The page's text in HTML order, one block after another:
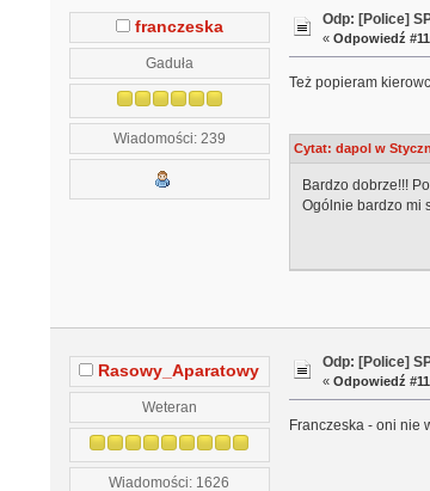
franczeska
Gaduła
Wiadomości: 239
Odp: [Police]
«Odpowiedź
Też popieram
Cytat: dapol w
Bardzo dobrze!!!
Ogólnie bardzo mi
Rasowy_Aparatowy
Weteran
Wiadomości: 1626
Odp: [Police]
«Odpowiedź
Franczeska - oni nie